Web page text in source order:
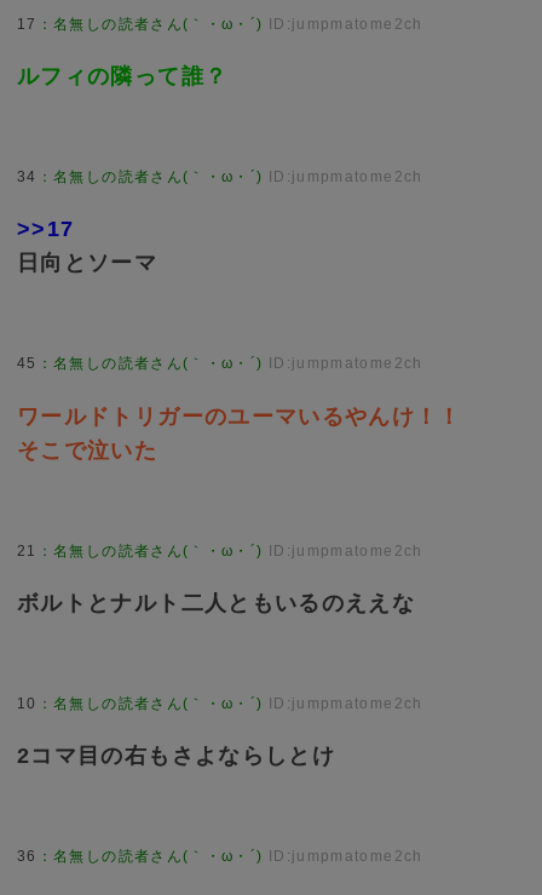
17 ：名無しの読者さん(｀・ω・´) ID:jumpmatome2ch
ルフィの隣って誰？
34 ：名無しの読者さん(｀・ω・´) ID:jumpmatome2ch
>>17
日向とソーマ
45 ：名無しの読者さん(｀・ω・´) ID:jumpmatome2ch
ワールドトリガーのユーマいるやんけ！！
そこで泣いた
21 ：名無しの読者さん(｀・ω・´) ID:jumpmatome2ch
ボルトとナルト二人ともいるのええな
10 ：名無しの読者さん(｀・ω・´) ID:jumpmatome2ch
2コマ目の右もさよならしとけ
36 ：名無しの読者さん(｀・ω・´) ID:jumpmatome2ch